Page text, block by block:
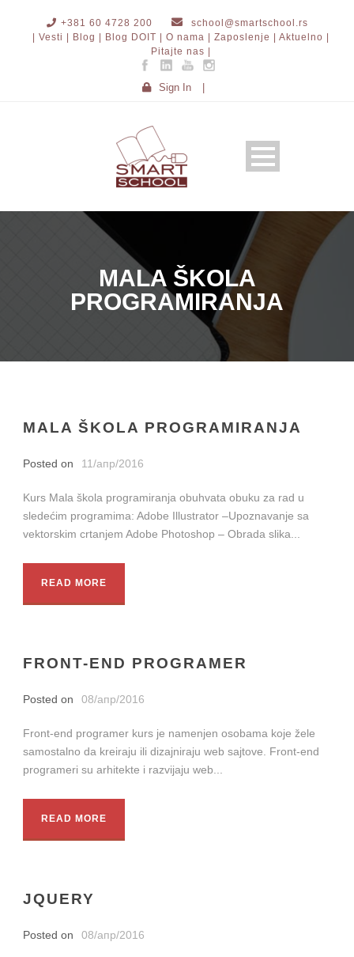
+381 60 4728 200
school@smartschool.rs
| Vesti |
Blog | Blog DOIT | O nama | Zaposlenje |
Aktuelno |
Pitajte nas |
Sign In
MALA ŠKOLA
PROGRAMIRANJA
MALA ŠKOLA PROGRAMIRANJA
Posted on 11/апр/2016
Kurs Mala škola programiranja obuhvata obuku za rad u
sledećim programima: Adobe Illustrator –Upoznavanje sa
vektorskim crtanjem Adobe Photoshop – Obrada slika...
READ MORE
FRONT-END PROGRAMER
Posted on 08/апр/2016
Front-end programer kurs je namenjen osobama koje žele
samostalno da kreiraju ili dizajniraju web sajtove. Front-end
programeri su arhitekte i razvijaju web...
READ MORE
JQUERY
Posted on 08/апр/2016